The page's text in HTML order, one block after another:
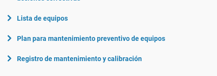
Lista de equipos
Plan para mantenimiento preventivo de equipos
Registro de mantenimiento y calibración